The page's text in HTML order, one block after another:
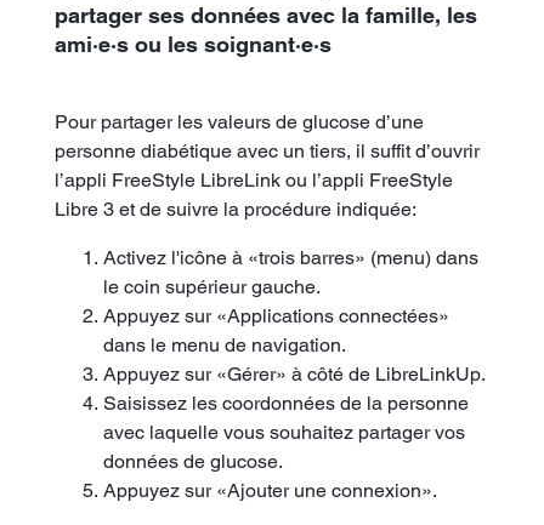
partager ses données avec la famille, les
ami·e·s ou les soignant·e·s
Pour partager les valeurs de glucose d’une
personne diabétique avec un tiers, il suffit d’ouvrir
l’appli FreeStyle LibreLink ou l’appli FreeStyle
Libre 3 et de suivre la procédure indiquée:
Activez l'icône à «trois barres» (menu) dans
le coin supérieur gauche.
Appuyez sur «Applications connectées»
dans le menu de navigation.
Appuyez sur «Gérer» à côté de LibreLinkUp.
Saisissez les coordonnées de la personne
avec laquelle vous souhaitez partager vos
données de glucose.
Appuyez sur «Ajouter une connexion».